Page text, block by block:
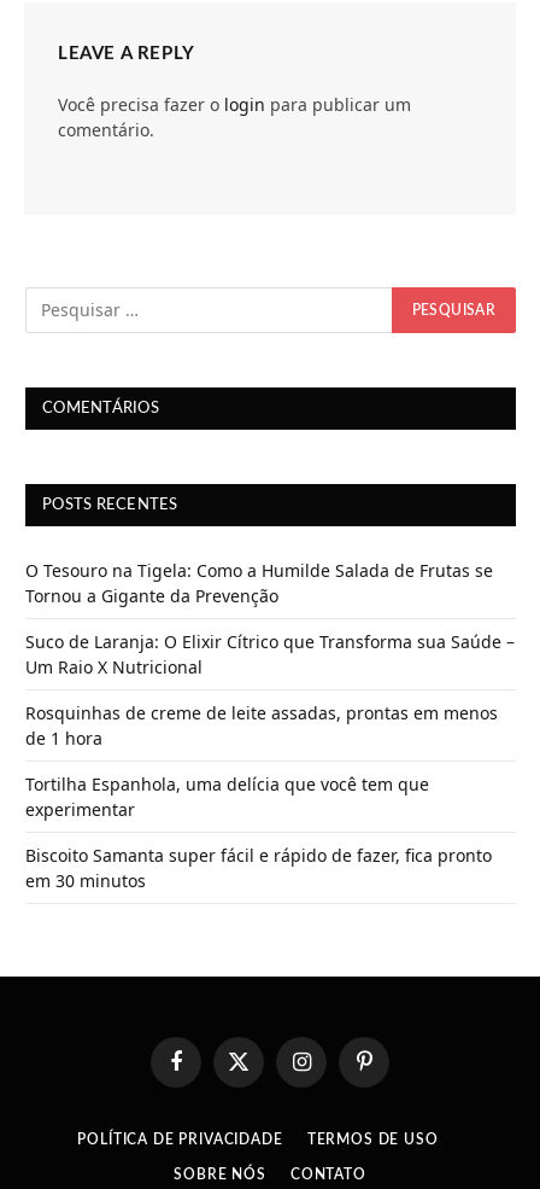
LEAVE A REPLY
Você precisa fazer o login para publicar um
comentário.
COMENTÁRIOS
POSTS RECENTES
O Tesouro na Tigela: Como a Humilde Salada de Frutas se
Tornou a Gigante da Prevenção
Suco de Laranja: O Elixir Cítrico que Transforma sua Saúde –
Um Raio X Nutricional
Rosquinhas de creme de leite assadas, prontas em menos
de 1 hora
Tortilha Espanhola, uma delícia que você tem que
experimentar
Biscoito Samanta super fácil e rápido de fazer, fica pronto
em 30 minutos
FacebookX
(Twitter)
InstagramPinterest
POLÍTICA DE PRIVACIDADE TERMOS DE USO
SOBRE NÓS CONTATO